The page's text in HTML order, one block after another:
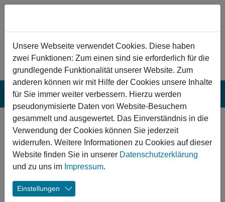
Zum Hauptinhalt springen
Biberach an der
Riß: Ersatzneubau
des Freibades
In Biberach an der Riß wird das bestehende
zusammengefasste Schwimmer- und Erlebnisbecken
Unsere Webseite verwendet Cookies. Diese haben
zwei Funktionen: Zum einen sind sie erforderlich für die
grundlegende Funktionalität unserer Website. Zum
anderen können wir mit Hilfe der Cookies unsere Inhalte
für Sie immer weiter verbessern. Hierzu werden
pseudonymisierte Daten von Website-Besuchern
gesammelt und ausgewertet. Das Einverständnis in die
Verwendung der Cookies können Sie jederzeit
widerrufen. Weitere Informationen zu Cookies auf dieser
Website finden Sie in unserer Datenschutzerklärung
und zu uns im Impressum.
Einstellungen